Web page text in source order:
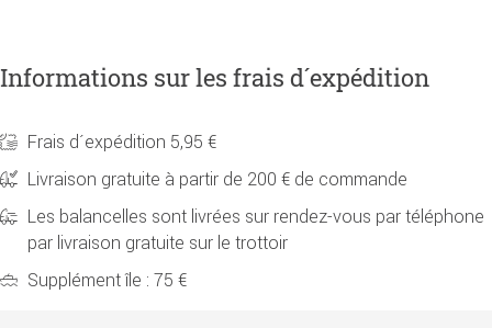
Informations sur les frais d´expédition
Frais d´expédition 5,95 €
Livraison gratuite à partir de 200 € de commande
Les balancelles sont livrées sur rendez-vous par téléphone
par livraison gratuite sur le trottoir
Supplément île : 75 €